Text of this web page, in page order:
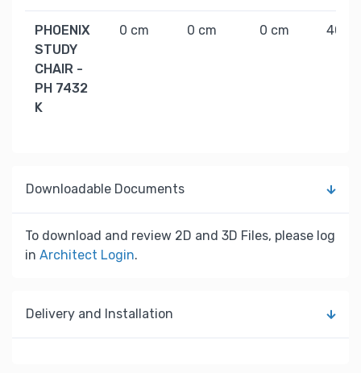
PHOENIX
STUDY
CHAIR -
PH 7432
K
0 cm 0 cm 0 cm 40 kg
Downloadable Documents
To download and review 2D and 3D Files, please log
in Architect Login.
Delivery and Installation